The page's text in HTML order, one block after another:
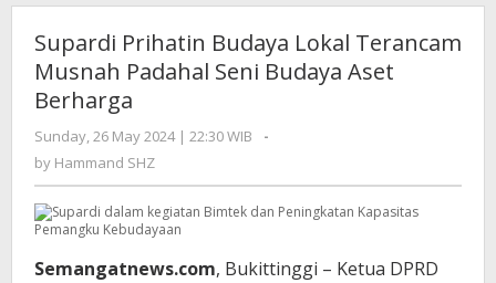
Supardi Prihatin Budaya Lokal Terancam
Musnah Padahal Seni Budaya Aset
Berharga
Sunday, 26 May 2024 | 22:30 WIB
by
-
by Hammand SHZ
Semangatnews.com, Bukittinggi – Ketua DPRD